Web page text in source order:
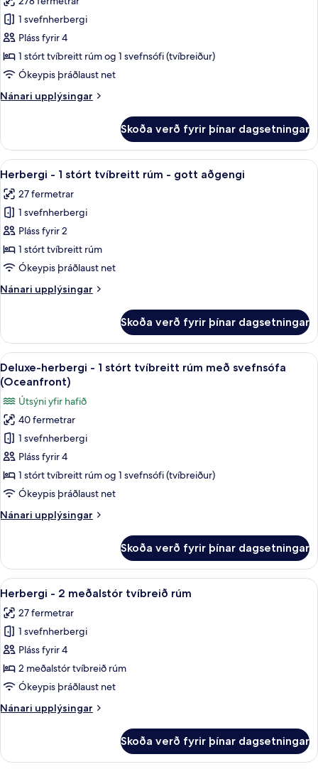
rúm
með
(One
Bedroom
Oceanfront)
myndir
fyrir
Þakíbúð
-
1
tvíbreitt
svefnsófa
1 svefnherbergi
Pláss fyrir 4
1 stórt tvíbreitt rúm og 1 svefnsófi (tvíbreiður)
Ókeypis þráðlaust net
Nánari upplýsingar
Nánari
-
stórt
tvíbreitt
rúm
með
Skoða verð fyrir þínar dagsetningar
Skoða
allar
myndir
fyrir
Herbergi
-
1
tvíbreitt
gott
aðgengi
Rúmföt af bestu gerð, dúnsængur,
4
Herbergi - 1 stórt tvíbreitt rúm - gott aðgengi
27 fermetrar
1 svefnherbergi
Pláss fyrir 2
1 stórt tvíbreitt rúm
Ókeypis þráðlaust net
Nánari upplýsingar
Nánari
-
stórt
tvíbreitt
rúm
-
gott
aðgengi
Skoða verð fyrir þínar dagsetningar
Skoða
allar
myndir
fyrir
Deluxe-
herbergi
-
1
stórt
rúm
(Oceanfront)
7
Deluxe-herbergi - 1 stórt tvíbreitt rúm með svefnsófa
(Oceanfront)
Útsýni yfir hafið
40 fermetrar
1 svefnherbergi
Pláss fyrir 4
1 stórt tvíbreitt rúm og 1 svefnsófi (tvíbreiður)
Ókeypis þráðlaust net
Nánari upplýsingar
Nánari
herbergi
1
tvíbreitt
rúm
svefnsófa
(Oceanfront)
Skoða verð fyrir þínar dagsetningar
Skoða
allar
myndir
fyrir
Herbergi
-
2
tvíbreið
Rúmföt af bestu gerð, dúnsængur,
5
Herbergi - 2 meðalstór tvíbreið rúm
27 fermetrar
1 svefnherbergi
Pláss fyrir 4
2 meðalstór tvíbreið rúm
Ókeypis þráðlaust net
Nánari upplýsingar
Nánari
-
Skoða verð fyrir þínar dagsetningar